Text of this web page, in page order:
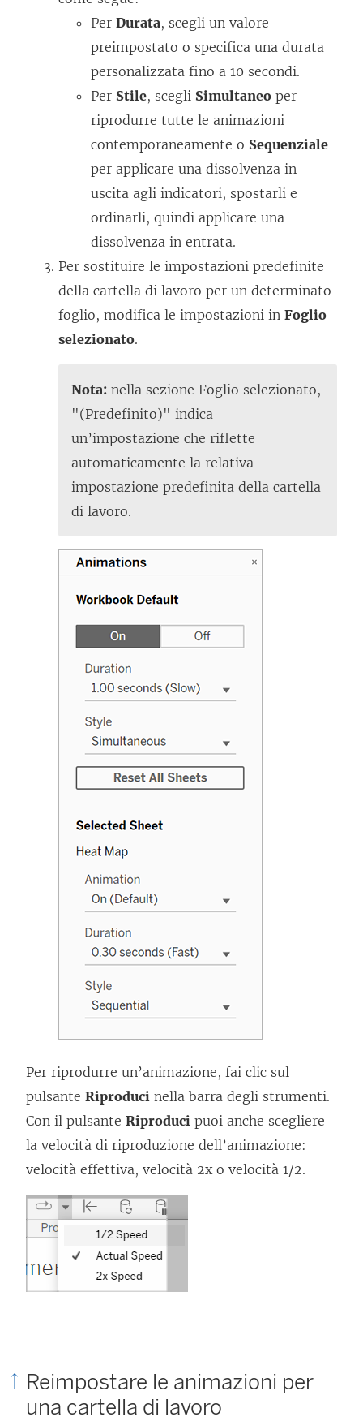
Per Durata, scegli un valore
preimpostato o specifica una durata
personalizzata fino a 10 secondi.
Per Stile, scegli Simultaneo per
riprodurre tutte le animazioni
contemporaneamente o Sequenziale
per applicare una dissolvenza in
uscita agli indicatori, spostarli e
ordinarli, quindi applicare una
dissolvenza in entrata.
Per sostituire le impostazioni predefinite
della cartella di lavoro per un determinato
foglio, modifica le impostazioni in Foglio
selezionato.
Nota: nella sezione Foglio selezionato,
"(Predefinito)" indica
un’impostazione che riflette
automaticamente la relativa
impostazione predefinita della cartella
di lavoro.
Per riprodurre un’animazione, fai clic sul
pulsante Riproduci nella barra degli strumenti.
Con il pulsante Riproduci puoi anche scegliere
la velocità di riproduzione dell’animazione:
velocità effettiva, velocità 2x o velocità 1/2.
Reimpostare le animazioni per
una cartella di lavoro